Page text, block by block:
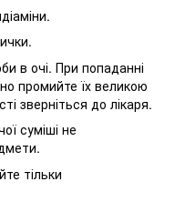
в очі. При попаданні
промийте їх великою
зверніться до лікаря.
суміші не
тільки